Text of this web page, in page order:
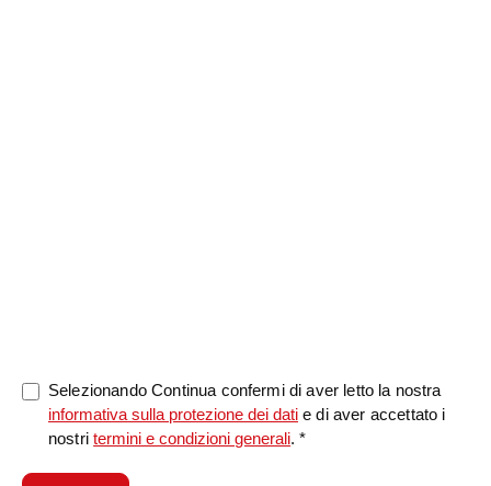
Selezionando Continua confermi di aver letto la nostra
informativa sulla protezione dei dati e di aver accettato i
nostritermini e condizioni generali. *